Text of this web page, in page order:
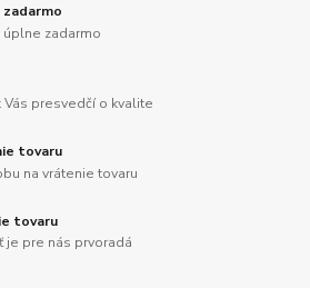
zadarmo
zadarmo
Vás presvedčí o kvalite
tovaru
na vrátenie tovaru
tovaru
je pre nás prvoradá